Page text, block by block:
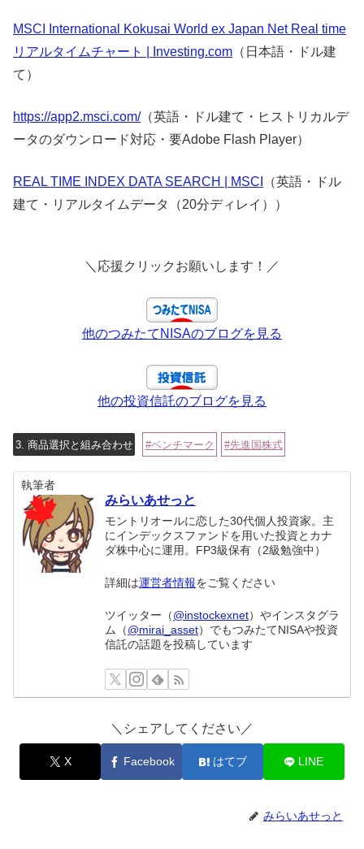
MSCI International Kokusai World ex Japan Net Real time
リアルタイムチャート | Investing.com （日本語・ドル建
て）
https://app2.msci.com/（英語・ドル建て・ヒストリカルデ
ータのダウンロード対応・要Adobe Flash Player）
REAL TIME INDEX DATA SEARCH | MSCI
（英語・ドル
建て・リアルタイムデータ（20分ディレイ））
＼応援クリックお願いします！／
他のつみたてNISAのブログを見る
他の投資信託のブログを見る
3. 商品選択と組み合わせ ベンチマーク 先進国株式
執筆者
みらいあせっと
モントリオールに恋した30代個人投資家。主
にインデックスファンドを用いた投資とカナ
ダ株中心に運用。FP3級保有（2級勉強中）
詳細は運営者情報をご覧ください
ツイッター（@instockexnet）やインスタグラ
ム（@mirai_asset）でもつみたてNISAや投資
信託の話題を投稿しています
＼シェアしてください／
X Facebook はてブ LINE
みらいあせっと